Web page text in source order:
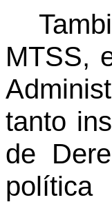
MTSS,
tanto
de